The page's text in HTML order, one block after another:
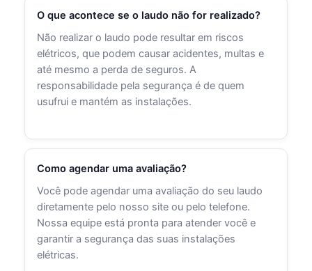
O que acontece se o laudo não for realizado?
Não realizar o laudo pode resultar em riscos
elétricos, que podem causar acidentes, multas e
até mesmo a perda de seguros. A
responsabilidade pela segurança é de quem
usufrui e mantém as instalações.
Como agendar uma avaliação?
Você pode agendar uma avaliação do seu laudo
diretamente pelo nosso site ou pelo telefone.
Nossa equipe está pronta para atender você e
garantir a segurança das suas instalações
elétricas.